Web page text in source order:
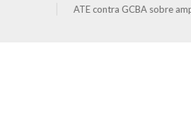
ATE contra GCBA sobre